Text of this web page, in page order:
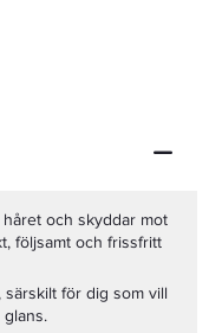
och skyddar mot
följsamt och frissfritt
särskilt för dig som vill